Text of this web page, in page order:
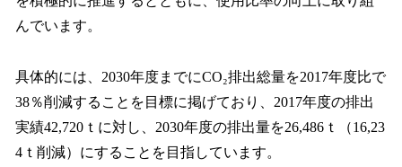
んでいます。
具体的には、2030年度までにCO₂排出総量を2017年度比で
38％削減することを目標に掲げており、2017年度の排出
実績42,720ｔに対し、2030年度の排出量を26,486ｔ（16,23
4ｔ削減）にすることを目指しています。